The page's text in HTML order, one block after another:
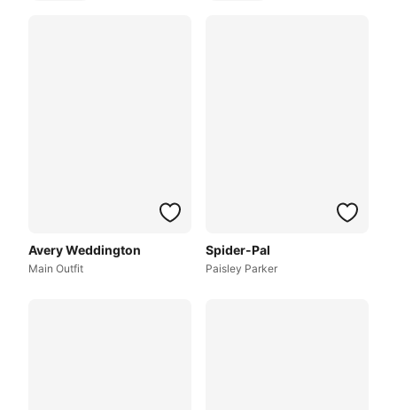
Avery Weddington
Main Outfit
Spider-Pal
Paisley Parker